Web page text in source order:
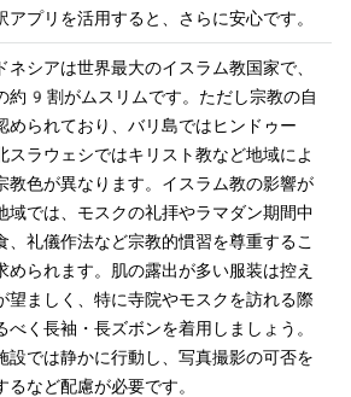
アプリを活用すると、さらに安心です。
ネシアは世界最大のイスラム教国家で、
約9割がムスリムです。ただし宗教の自
められており、バリ島ではヒンドゥー
スラウェシではキリスト教など地域によ
教色が異なります。イスラム教の影響が
域では、モスクの礼拝やラマダン期間中
、礼儀作法など宗教的慣習を尊重するこ
められます。肌の露出が多い服装は控え
望ましく、特に寺院やモスクを訪れる際
べく長袖・長ズボンを着用しましょう。
設では静かに行動し、写真撮影の可否を
るなど配慮が必要です。